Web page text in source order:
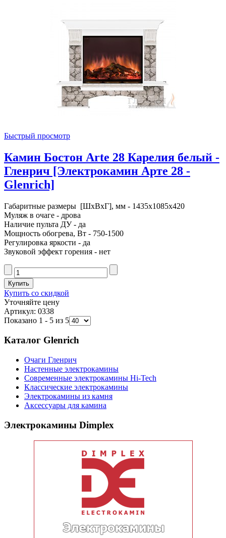
Быстрый просмотр
Камин Бостон Arte 28 Карелия белый -
Гленрич [Электрокамин Арте 28 -
Glenrich]
Габаритные размеры [ШxВxГ], мм - 1435x1085x420
Муляж в очаге - дрова
Наличие пульта ДУ - да
Мощность обогрева, Вт - 750-1500
Регулировка яркости - да
Звуковой эффект горения - нет
Купить со скидкой
Уточняйте цену
Артикул: 0338
Показано 1 - 5 из 5
Каталог Glenrich
Очаги Гленрич
Настенные электрокамины
Современные электрокамины Hi-Tech
Классические электрокамины
Электрокамины из камня
Аксессуары для камина
Электрокамины Dimplex